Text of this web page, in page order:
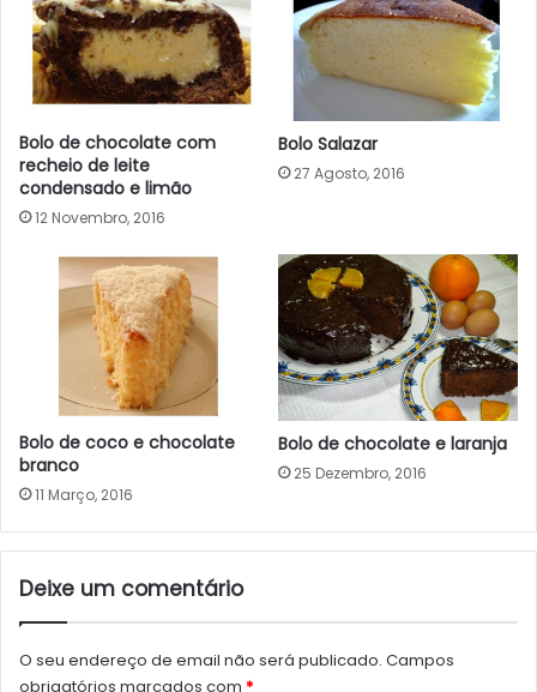
Bolo de chocolate com
recheio de leite
condensado e limão
12 Novembro, 2016
Bolo Salazar
27 Agosto, 2016
Bolo de coco e chocolate
branco
11 Março, 2016
Bolo de chocolate e laranja
25 Dezembro, 2016
Deixe um comentário
O seu endereço de email não será publicado. Campos
obrigatórios marcados com *